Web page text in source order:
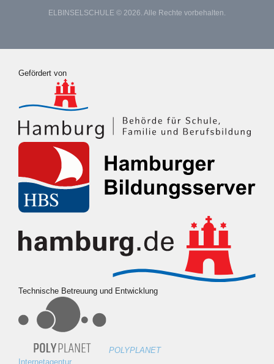
ELBINSELSCHULE © 2026. Alle Rechte vorbehalten.
Gefördert von
Technische Betreuung und Entwicklung
POLYPLANET
Internetagentur